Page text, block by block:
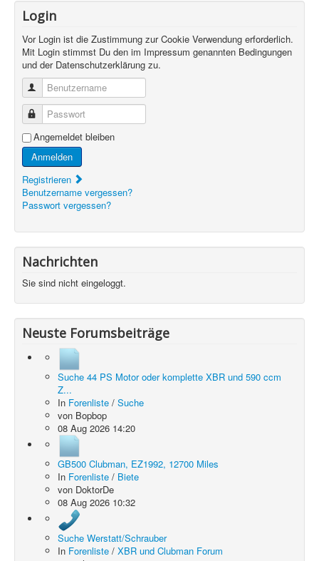
Login
Vor Login ist die Zustimmung zur Cookie Verwendung erforderlich.
Mit Login stimmst Du den im Impressum genannten Bedingungen
und der Datenschutzerklärung zu.
Benutzername
Passwort
Angemeldet bleiben
Anmelden
Registrieren
Benutzername vergessen?
Passwort vergessen?
Nachrichten
Sie sind nicht eingeloggt.
Neuste Forumsbeiträge
Suche 44 PS Motor oder komplette XBR und 590 ccm
Z...
In Forenliste / Suche
von Bopbop
08 Aug 2026 14:20
GB500 Clubman, EZ1992, 12700 Miles
In Forenliste / Biete
von DoktorDe
08 Aug 2026 10:32
Suche Werstatt/Schrauber
In Forenliste / XBR und Clubman Forum